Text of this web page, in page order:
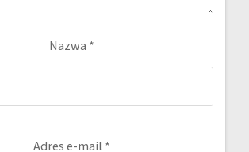
Nazwa *
Adres e-mail *